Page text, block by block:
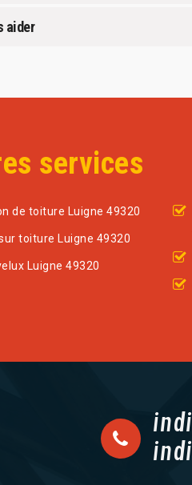
aider
services
de toiture Luigne 49320
toiture Luigne 49320
Luigne 49320